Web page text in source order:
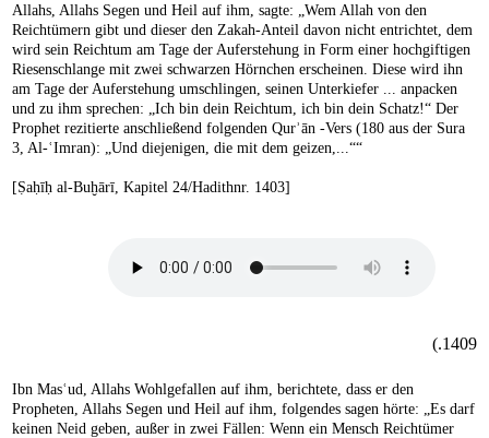
Allahs, Allahs Segen und Heil auf ihm, sagte: „Wem Allah von den
Reichtümern gibt und dieser den Zakah-Anteil davon nicht entrichtet, dem
wird sein Reichtum am Tage der Auferstehung in Form einer hochgiftigen
Riesenschlange mit zwei schwarzen Hörnchen erscheinen. Diese wird ihn
am Tage der Auferstehung umschlingen, seinen Unterkiefer ... anpacken
und zu ihm sprechen: „Ich bin dein Reichtum, ich bin dein Schatz!“ Der
Prophet rezitierte anschließend folgenden Qurʾān -Vers (180 aus der Sura
3, Al-ʿImran): „Und diejenigen, die mit dem geizen,...““
[Ṣaḥīḥ al-Buḫārī, Kapitel 24/Hadithnr. 1403]
1409.)
Ibn Masʿud, Allahs Wohlgefallen auf ihm, berichtete, dass er den
Propheten, Allahs Segen und Heil auf ihm, folgendes sagen hörte: „Es darf
keinen Neid geben, außer in zwei Fällen: Wenn ein Mensch Reichtümer